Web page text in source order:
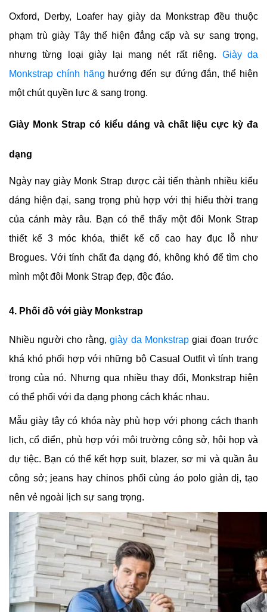
Oxford, Derby, Loafer hay giày da Monkstrap đều thuộc
phạm trù giày Tây thể hiện đẳng cấp và sự sang trọng,
nhưng từng loại giày lại mang nét rất riêng. Giày da
Monkstrap chính hãng hướng đến sự đứng đắn, thể hiện
một chút quyền lực & sang trọng.
Giày Monk Strap có kiểu dáng và chất liệu cực kỳ đa
dạng
Ngày nay giày Monk Strap được cải tiến thành nhiều kiểu
dáng hiện đại, sang trọng phù hợp với thị hiếu thời trang
của cánh mày râu. Bạn có thể thấy một đôi Monk Strap
thiết kế 3 móc khóa, thiết kế cổ cao hay đục lỗ như
Brogues. Với tính chất đa dạng đó, không khó để tìm cho
mình một đôi Monk Strap đẹp, độc đáo.
4. Phối đồ với giày Monkstrap
Nhiều người cho rằng,giày da Monkstrapgiai đoạn trước
khá khó phối hợp với những bộ Casual Outfit vì tính trang
trọng của nó. Nhưng qua nhiều thay đổi, Monkstrap hiện
có thể phối với đa dạng phong cách khác nhau.
Mẫu giày tây có khóa này phù hợp với phong cách thanh
lịch, cổ điển, phù hợp với môi trường công sở, hội họp và
dự tiệc. Bạn có thể kết hợp suit, blazer, sơ mi và quần âu
công sở; jeans hay chinos phối cùng áo polo giản dị, tạo
nên vẻ ngoài lịch sự sang trọng.